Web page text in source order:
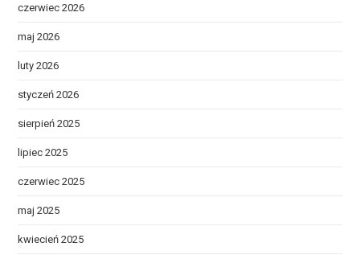
czerwiec 2026
maj 2026
luty 2026
styczeń 2026
sierpień 2025
lipiec 2025
czerwiec 2025
maj 2025
kwiecień 2025